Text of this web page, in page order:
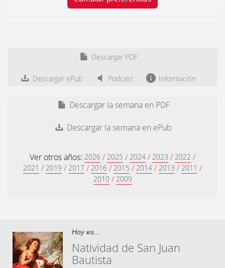
Descargar PDF
Descargar ePub Podcast Información
Descargar la semana en PDF
Descargar la semana en ePub
Ver otros años: 2026 / 2025 / 2024 / 2023 / 2022 /
2021 / 2019 / 2017 / 2016 / 2015 / 2014 / 2013 / 2011 /
2010 / 2009
Hoy es...
Natividad de San Juan
Bautista